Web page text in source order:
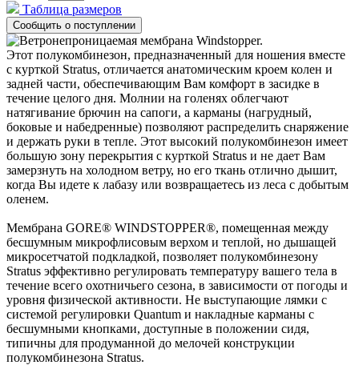
Таблица размеров
Этот полукомбинезон, предназначенный для ношения вместе
с курткой Stratus, отличается анатомическим кроем колен и
задней части, обеспечивающим Вам комфорт в засидке в
течение целого дня. Молнии на голенях облегчают
натягивание брючин на сапоги, а карманы (нагрудный,
боковые и набедренные) позволяют распределить снаряжение
и держать руки в тепле. Этот высокий полукомбинезон имеет
большую зону перекрытия с курткой Stratus и не дает Вам
замерзнуть на холодном ветру, но его ткань отлично дышит,
когда Вы идете к лабазу или возвращаетесь из леса с добытым
оленем.
Мембрана GORE® WINDSTOPPER®, помещенная между
бесшумным микрофлисовым верхом и теплой, но дышащей
микросетчатой подкладкой, позволяет полукомбинезону
Stratus эффективно регулировать температуру вашего тела в
течение всего охотничьего сезона, в зависимости от погоды и
уровня физической активности. Не выступающие лямки с
системой регулировки Quantum и накладные карманы с
бесшумными кнопками, доступные в положении сидя,
типичны для продуманной до мелочей конструкции
полукомбинезона Stratus.